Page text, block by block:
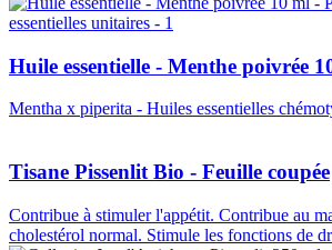
Huile essentielle - Menthe poivrée
Mentha x piperita - Huiles essentielles
Tisane Pissenlit Bio - Feuille coupée
Contribue à stimuler l'appétit. Contribue au
cholestérol normal. Stimule les fonctions de